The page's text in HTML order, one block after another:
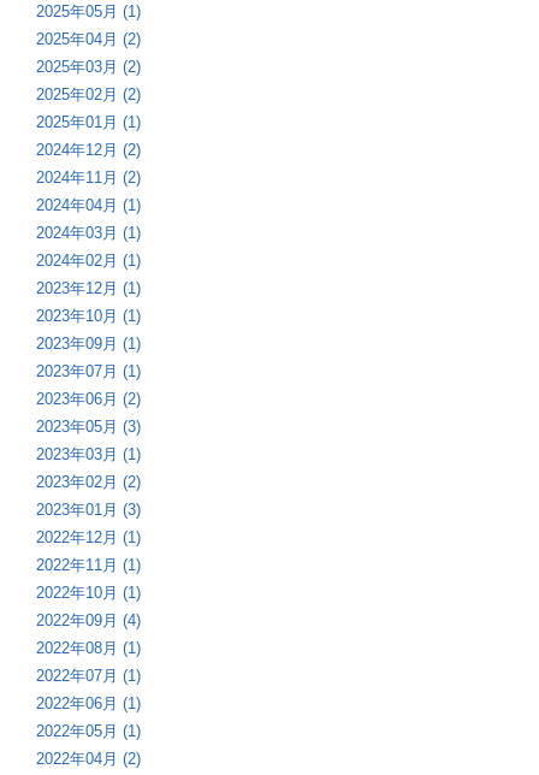
2025年05月 (1)
2025年04月 (2)
2025年03月 (2)
2025年02月 (2)
2025年01月 (1)
2024年12月 (2)
2024年11月 (2)
2024年04月 (1)
2024年03月 (1)
2024年02月 (1)
2023年12月 (1)
2023年10月 (1)
2023年09月 (1)
2023年07月 (1)
2023年06月 (2)
2023年05月 (3)
2023年03月 (1)
2023年02月 (2)
2023年01月 (3)
2022年12月 (1)
2022年11月 (1)
2022年10月 (1)
2022年09月 (4)
2022年08月 (1)
2022年07月 (1)
2022年06月 (1)
2022年05月 (1)
2022年04月 (2)